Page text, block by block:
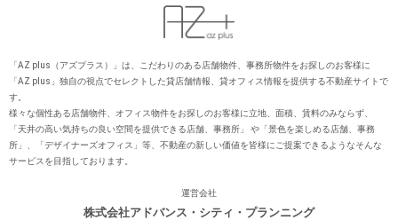
「AZ plus（アズプラス）」は、こだわりのある店舗物件、事務所物件をお探しのお客様に
「AZ plus」独⾃の視点でセレクトした貸店舗情報、貸オフィス情報を提供する不動産サイトで
す。
様々な個性ある店舗物件、オフィス物件をお探しのお客様に⽴地、⾯積、賃料のみならず、
「天井の⾼い気持ちの良い空間を提供できる店舗、事務所」 や「景⾊を楽しめる店舗、事務
所」、「デザイナーズオフィス」等、不動産の新しい価値を皆様にご提案できるようなそんな
サービスを⽬指しております。
運営会社
株式会社アドバンス・シティ・プランニング